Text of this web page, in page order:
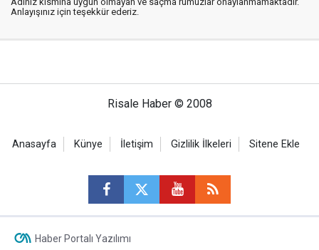
Anlayışınız için teşekkür ederiz.
Risale Haber © 2008
Anasayfa Künye İletişim Gizlilik İlkeleri Sitene Ekle
Haber Portalı Yazılımı